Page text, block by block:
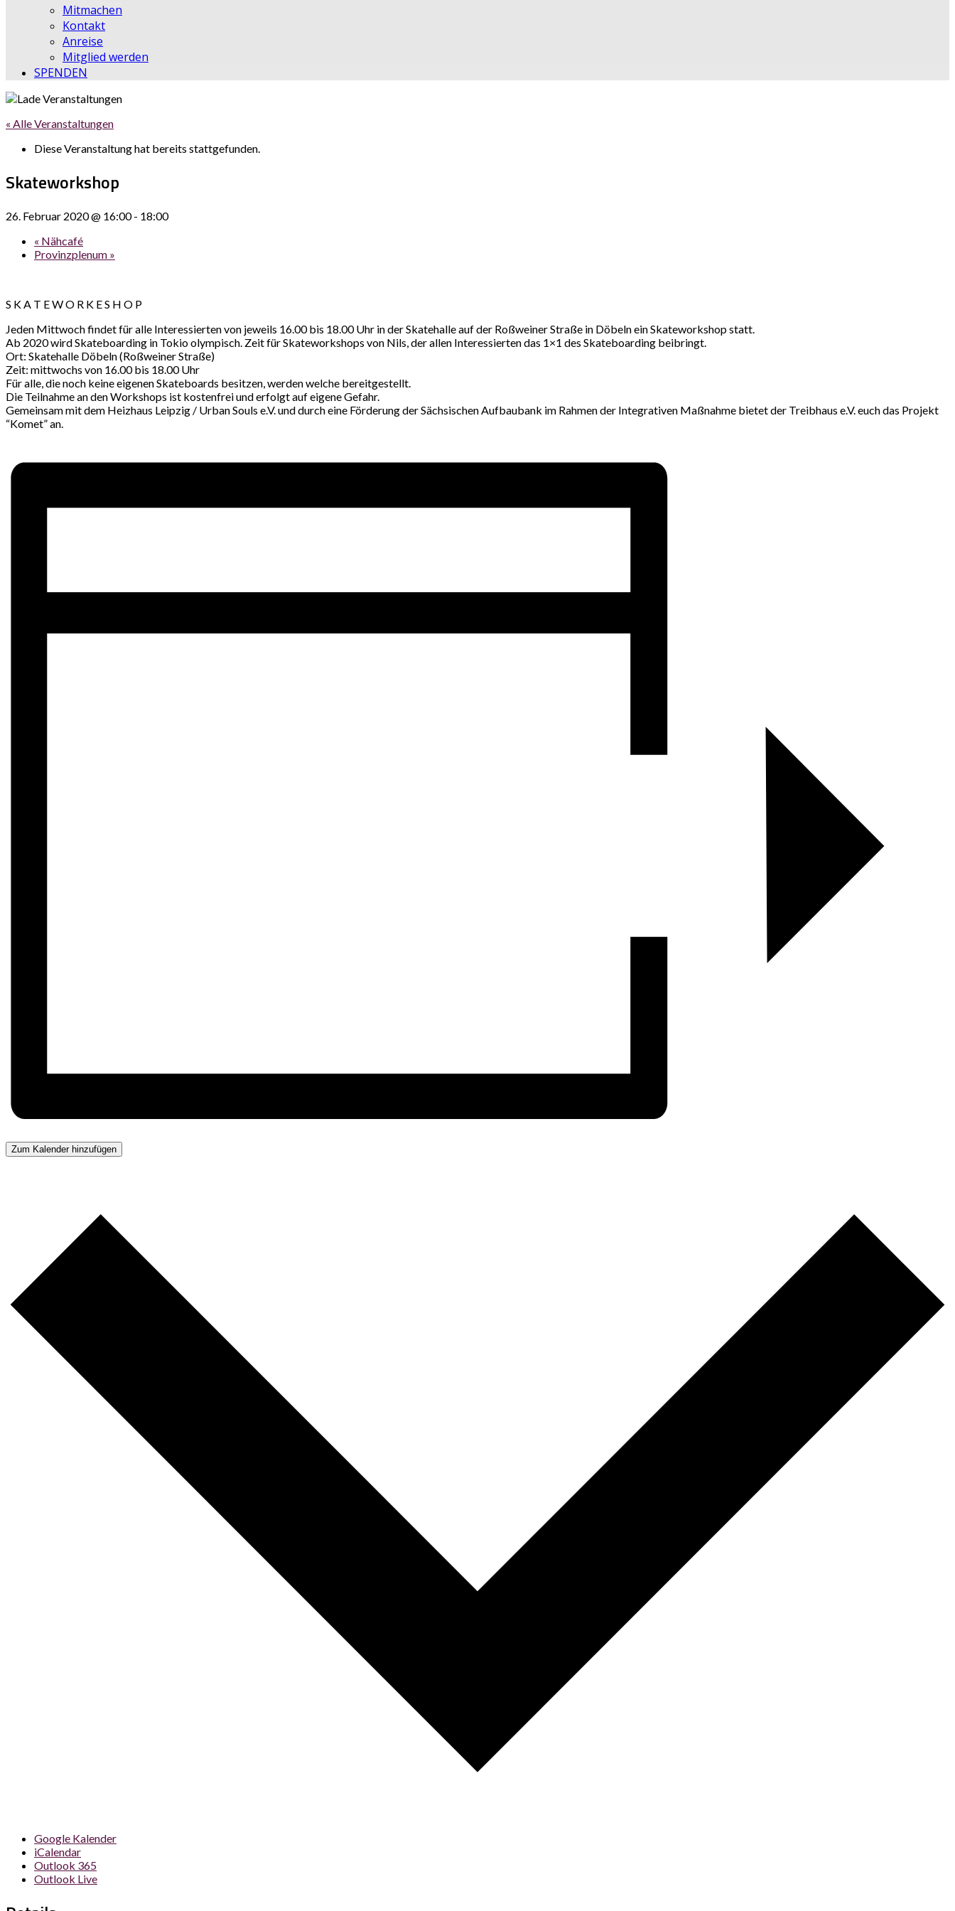
Mitmachen
Kontakt
Anreise
Mitglied werden
SPENDEN
« Alle Veranstaltungen
Diese Veranstaltung hat bereits stattgefunden.
Skateworkshop
26. Februar 2020 @ 16:00- 18:00
« Nähcafé
Provinzplenum »
S K A T E W O R K E S H O P
Jeden Mittwoch findet für alle Interessierten von jeweils 16.00 bis 18.00 Uhr in der Skatehalle auf der Roßweiner Straße in Döbeln ein Skateworkshop statt.
Ab 2020 wird Skateboarding in Tokio olympisch. Zeit für Skateworkshops von Nils, der allen Interessierten das 1×1 des Skateboarding beibringt.
Ort: Skatehalle Döbeln (Roßweiner Straße)
Zeit: mittwochs von 16.00 bis 18.00 Uhr
Für alle, die noch keine eigenen Skateboards besitzen, werden welche bereitgestellt.
Die Teilnahme an den Workshops ist kostenfrei und erfolgt auf eigene Gefahr.
Gemeinsam mit dem Heizhaus Leipzig / Urban Souls e.V. und durch eine Förderung der Sächsischen Aufbaubank im Rahmen der Integrativen Maßnahme bietet der Treibhaus e.V. euch das Projekt
“Komet” an.
Zum Kalender hinzufügen
Google Kalender
iCalendar
Outlook 365
Outlook Live